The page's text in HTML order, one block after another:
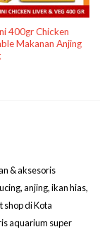
400gr Chicken
Makanan Anjing
& aksesoris
anjing, ikan hias,
shop di Kota
aquarium super